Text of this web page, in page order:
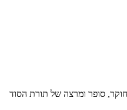
סופר ומרצה של תורת הסוד